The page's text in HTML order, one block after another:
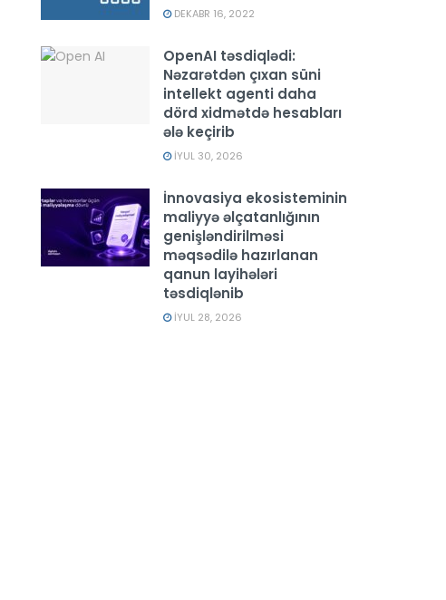
DEKABR 16, 2022
OpenAI təsdiqlədi:
Nəzarətdən çıxan süni
intellekt agenti daha
dörd xidmətdə hesabları
ələ keçirib
İYUL 30, 2026
İnnovasiya ekosisteminin
maliyyə əlçatanlığının
genişləndirilməsi
məqsədilə hazırlanan
qanun layihələri
təsdiqlənib
İYUL 28, 2026